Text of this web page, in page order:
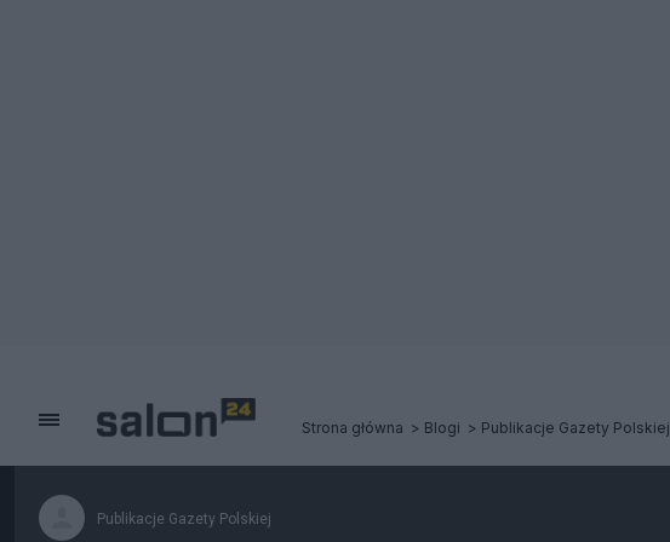
Strona główna Blogi Publikacje Gazety Polskiej
Publikacje Gazety Polskiej